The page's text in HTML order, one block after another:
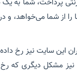
پرداخت، شما
را از شما می‌خواهد،
این سایت نیز رخ
مشکل دیگری که